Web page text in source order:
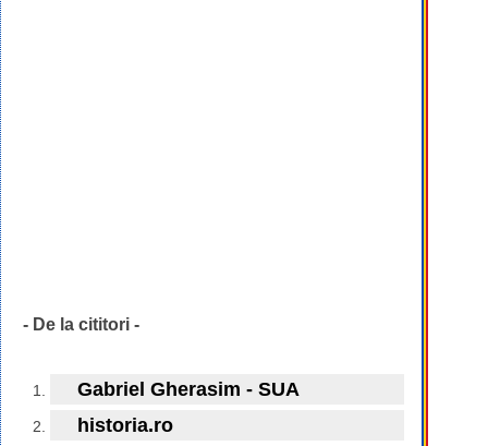
- De la cititori -
Gabriel Gherasim - SUA
historia.ro